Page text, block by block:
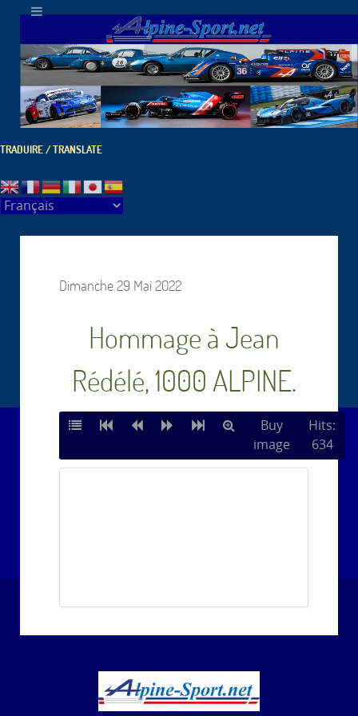
TRADUIRE / TRANSLATE
Dimanche 29 Mai 2022
Hommage à Jean
Rédélé, 1000 ALPINE.
Buy
image
Hits:
634